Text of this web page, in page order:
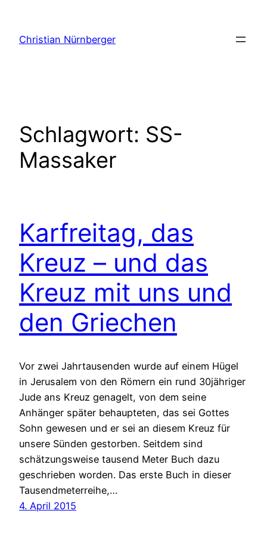
springen
Christian Nürnberger
Schlagwort: SS-
Massaker
Karfreitag, das
Kreuz – und das
Kreuz mit uns und
den Griechen
Vor zwei Jahrtausenden wurde auf einem Hügel
in Jerusalem von den Römern ein rund 30jähriger
Jude ans Kreuz genagelt, von dem seine
Anhänger später behaupteten, das sei Gottes
Sohn gewesen und er sei an diesem Kreuz für
unsere Sünden gestorben. Seitdem sind
schätzungsweise tausend Meter Buch dazu
geschrieben worden. Das erste Buch in dieser
Tausendmeterreihe,…
4. April 2015